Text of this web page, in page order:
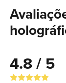
4.8 / 5